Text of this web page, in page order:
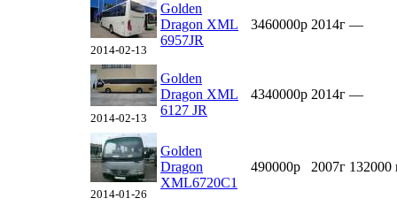
2014-02-13
Golden
Dragon XML
6957JR
3460000р 2014г —
2014-02-13
Golden
Dragon XML
6127 JR
4340000р 2014г —
2014-01-26
Golden
Dragon
XML6720C1
490000р 2007г 132000